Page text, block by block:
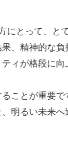
とって、
、精神的な
ィが格段に向
ことが重要
明るい未来